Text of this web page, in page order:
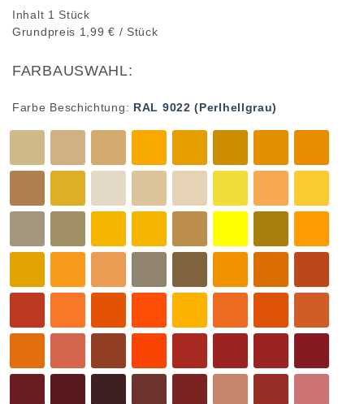
Inhalt 1 Stück
Grundpreis 1,99 € / Stück
FARBAUSWAHL:
Farbe Beschichtung: RAL 9022 (Perlhellgrau)